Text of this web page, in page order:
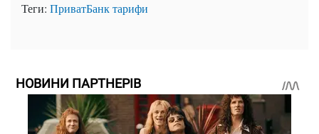
Теги: ПриватБанктарифи
НОВИНИ ПАРТНЕРІВ